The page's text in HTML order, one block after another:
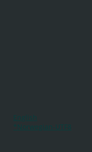
English
*Norwegian-UTF8